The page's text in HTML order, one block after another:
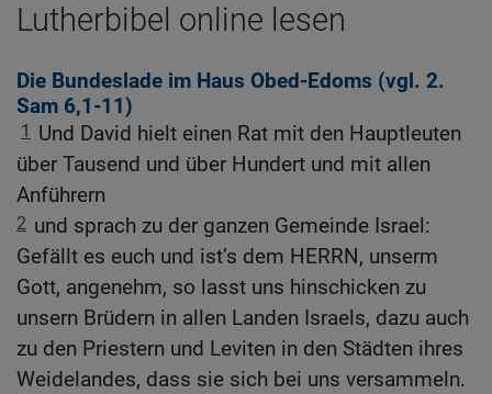
Lutherbibel online lesen
Die Bundeslade im Haus Obed-Edoms (vgl. 2.
Sam 6,1-11)
1
Und David hielt einen Rat mit den Hauptleuten
über Tausend und über Hundert und mit allen
Anführern
2 und sprach zu der ganzen Gemeinde Israel:
Gefällt es euch und ist’s dem HERRN, unserm
Gott, angenehm, so lasst uns hinschicken zu
unsern Brüdern in allen Landen Israels, dazu auch
zu den Priestern und Leviten in den Städten ihres
Weidelandes, dass sie sich bei uns versammeln.